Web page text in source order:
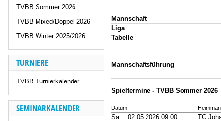
TVBB Sommer 2026
TVBB Mixed/Doppel 2026
TVBB Winter 2025/2026
TURNIERE
TVBB Turnierkalender
SEMINARKALENDER
Mannschaft
Liga
Tabelle
Mannschaftsführung
Spieltermine - TVBB Sommer 2026
Datum
Sa. 02.05.2026 09:00
TC